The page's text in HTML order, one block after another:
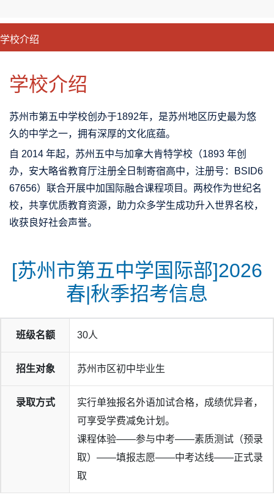
学校介绍
学校介绍
苏州市第五中学校创办于1892年，是苏州地区历史最为悠
久的中学之一，拥有深厚的文化底蕴。
自 2014 年起， 苏州五中与加拿大肯特学校 （1893 年创
办，安大略省教育厅注册全日制寄宿高中，注册号：BSID6
67656）联合开展中加国际融合课程项目。两校作为世纪名
校，共享优质教育资源，助力众多学生成功升入世界名校，
收获良好社会声誉。
[苏州市第五中学国际部]2026
春|秋季招考信息
班级名额 30人
招生对象 苏州市区初中毕业生
录取方式
实行单独报名外语加试合格，成绩优异者，
可享受学费减免计划。
课程体验——参与中考——素质测试（预录
取）——填报志愿——中考达线——正式录
取